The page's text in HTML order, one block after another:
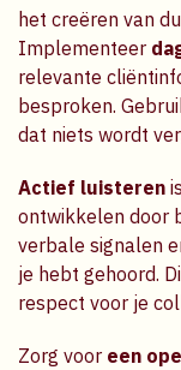
het creëren van
Implementeer
relevante
besproken.
dat niets wordt
Actief luisteren
ontwikkelen door
verbale signalen
je hebt gehoord.
respect voor je
Zorg voor een